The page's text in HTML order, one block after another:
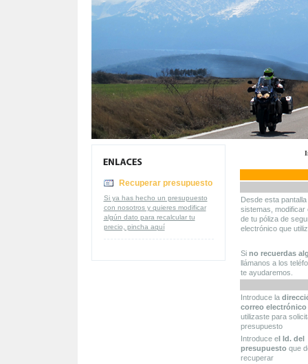
Recuperar presupuesto
Si ya has hecho un presupuesto
con nosotros y quieres modificar
algún dato para recalcular tu
precio, pincha aquí
Desde esta
sistemas, modificar
de tu póliza de
electrónico que
Si no recuerdas
llámanos a los
te ayudaremos.
Introduce la
correo electrónico
utilizaste para
presupuesto
Introduce el Id. del
presupuestoque
recuperar